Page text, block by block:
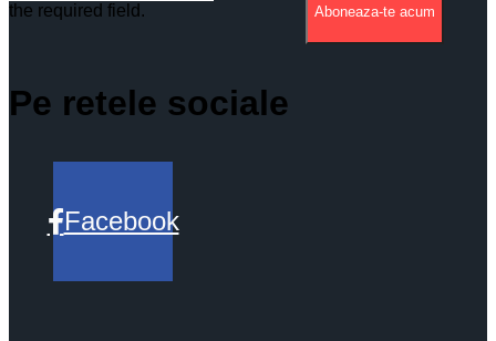
the required field.
Aboneaza-te acum
Pe retele sociale
Facebook